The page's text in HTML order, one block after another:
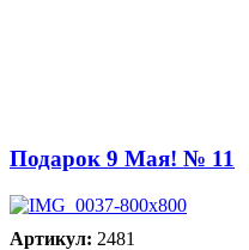
Подарок 9 Мая! № 11
Артикул: 2481